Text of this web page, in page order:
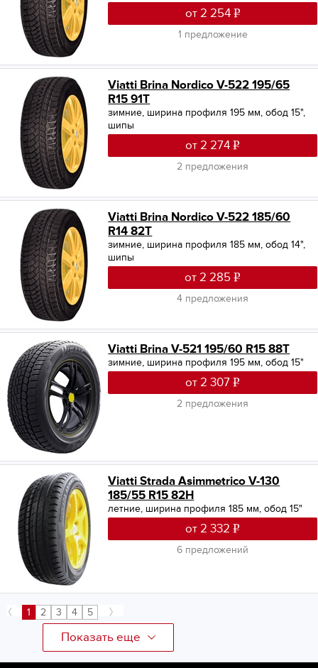
от 2 254
1 предложение
Viatti Brina Nordico V-522 195/65
R15 91T
зимние, ширина профиля 195 мм, обод 15",
шипы
от 2 274
2 предложения
Viatti Brina Nordico V-522 185/60
R14 82T
зимние, ширина профиля 185 мм, обод 14",
шипы
от 2 285
4 предложения
Viatti Brina V-521 195/60 R15 88T
зимние, ширина профиля 195 мм, обод 15"
от 2 307
2 предложения
Viatti Strada Asimmetrico V-130
185/55 R15 82H
летние, ширина профиля 185 мм, обод 15"
от 2 332
6 предложений
1 2 3 4 5
Показать еще